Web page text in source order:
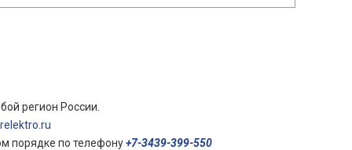
регион России.
порядке по телефону+7-3439-399-550